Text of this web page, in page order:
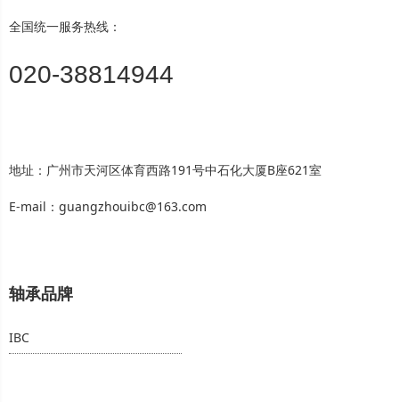
全国统一服务热线：
020-38814944
地址：广州市天河区体育西路191号中石化大厦B座621室
E-mail：guangzhouibc@163.com
轴承品牌
IBC